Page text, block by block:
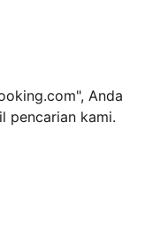
Anda
pencarian kami.